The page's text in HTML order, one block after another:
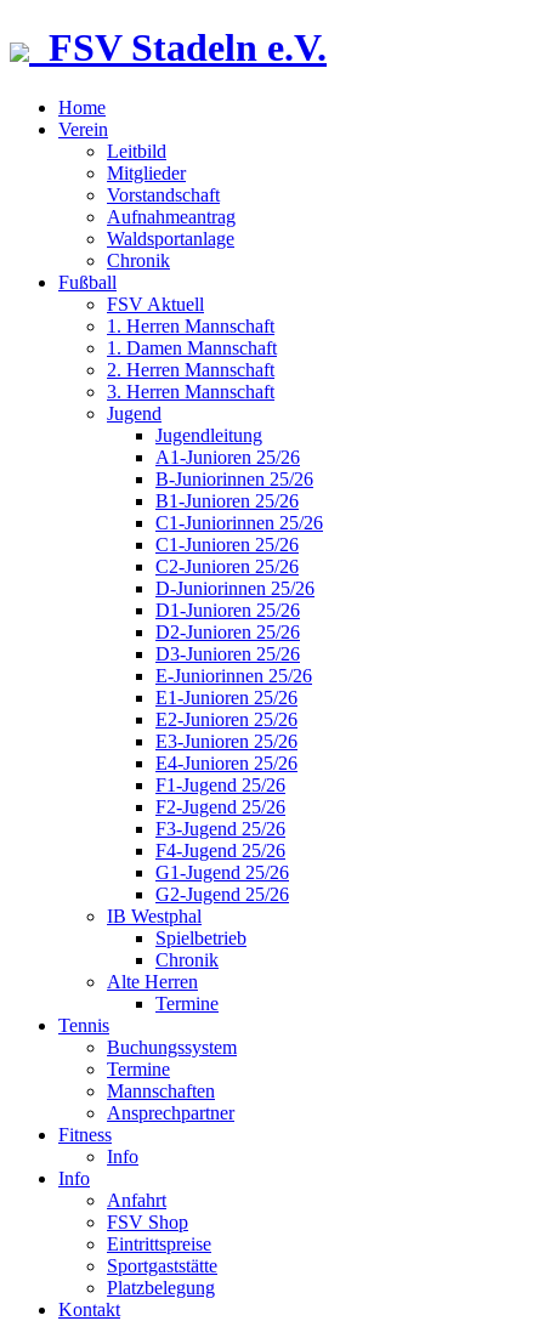
FSV Stadeln e.V.
Home
Verein
Leitbild
Mitglieder
Vorstandschaft
Aufnahmeantrag
Waldsportanlage
Chronik
Fußball
FSV Aktuell
1. Herren Mannschaft
1. Damen Mannschaft
2. Herren Mannschaft
3. Herren Mannschaft
Jugend
Jugendleitung
A1-Junioren 25/26
B-Juniorinnen 25/26
B1-Junioren 25/26
C1-Juniorinnen 25/26
C1-Junioren 25/26
C2-Junioren 25/26
D-Juniorinnen 25/26
D1-Junioren 25/26
D2-Junioren 25/26
D3-Junioren 25/26
E-Juniorinnen 25/26
E1-Junioren 25/26
E2-Junioren 25/26
E3-Junioren 25/26
E4-Junioren 25/26
F1-Jugend 25/26
F2-Jugend 25/26
F3-Jugend 25/26
F4-Jugend 25/26
G1-Jugend 25/26
G2-Jugend 25/26
IB Westphal
Spielbetrieb
Chronik
Alte Herren
Termine
Tennis
Buchungssystem
Termine
Mannschaften
Ansprechpartner
Fitness
Info
Info
Anfahrt
FSV Shop
Eintrittspreise
Sportgaststätte
Platzbelegung
Kontakt